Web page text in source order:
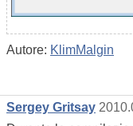
Autore: KlimMalgin
Sergey Gritsay